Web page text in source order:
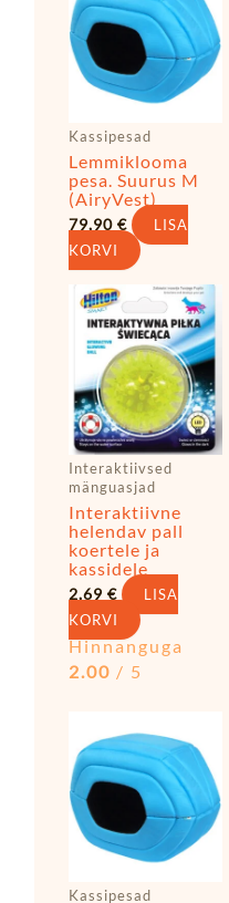
Kassipesad
Lemmiklooma
pesa. Suurus M
(AiryVest)
79,90 €
LISA
KORVI
Interaktiivsed
mänguasjad
Interaktiivne
helendav pall
koertele ja
kassidele
2,69 €
LISA
KORVI
Hinnanguga
2.00 / 5
Kassipesad